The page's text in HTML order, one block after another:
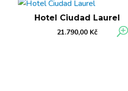
Hotel Ciudad Laurel
21.790,00 Kč